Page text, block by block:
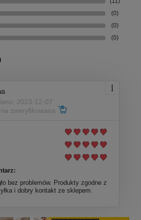
(0)
(0)
(0)
2023-12-07
zweryfikowana
bez problemów. Produkty zgodne z
i dobry kontakt ze sklepem.